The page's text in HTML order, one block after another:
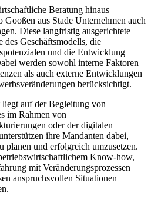
Beratung hinaus
Gooßen aus Stade Unternehmen auch
Diese langfristig ausgerichtete
des Geschäftsmodells, die
und die Entwicklung
werden sowohl interne Faktoren
als auch externe Entwicklungen
berücksichtigt.
auf der Begleitung von
im Rahmen von
oder der digitalen
ihre Mandanten dabei,
planen und erfolgreich umzusetzen.
Know-how,
mit Veränderungsprozessen
anspruchsvollen Situationen